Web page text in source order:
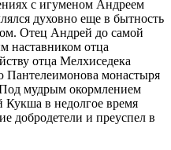
с игуменом Андреем
духовно еще в бытность
Отец Андрей до самой
наставником отца
отца Мелхиседека
монастыря
мудрым окормлением
в недолгое время
добродетели и преуспел в